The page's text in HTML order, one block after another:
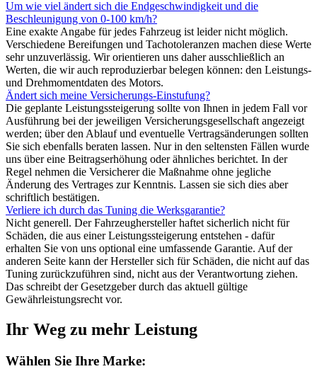
Um wie viel ändert sich die Endgeschwindigkeit und die
Beschleunigung von 0-100 km/h?
Eine exakte Angabe für jedes Fahrzeug ist leider nicht möglich.
Verschiedene Bereifungen und Tachotoleranzen machen diese Werte
sehr unzuverlässig. Wir orientieren uns daher ausschließlich an
Werten, die wir auch reproduzierbar belegen können: den Leistungs-
und Drehmomentdaten des Motors.
Ändert sich meine Versicherungs-Einstufung?
Die geplante Leistungssteigerung sollte von Ihnen in jedem Fall vor
Ausführung bei der jeweiligen Versicherungsgesellschaft angezeigt
werden; über den Ablauf und eventuelle Vertragsänderungen sollten
Sie sich ebenfalls beraten lassen. Nur in den seltensten Fällen wurde
uns über eine Beitragserhöhung oder ähnliches berichtet. In der
Regel nehmen die Versicherer die Maßnahme ohne jegliche
Änderung des Vertrages zur Kenntnis. Lassen sie sich dies aber
schriftlich bestätigen.
Verliere ich durch das Tuning die Werksgarantie?
Nicht generell. Der Fahrzeughersteller haftet sicherlich nicht für
Schäden, die aus einer Leistungssteigerung entstehen - dafür
erhalten Sie von uns optional eine umfassende Garantie. Auf der
anderen Seite kann der Hersteller sich für Schäden, die nicht auf das
Tuning zurückzuführen sind, nicht aus der Verantwortung ziehen.
Das schreibt der Gesetzgeber durch das aktuell gültige
Gewährleistungsrecht vor.
Ihr Weg zu mehr Leistung
Wählen Sie Ihre Marke: